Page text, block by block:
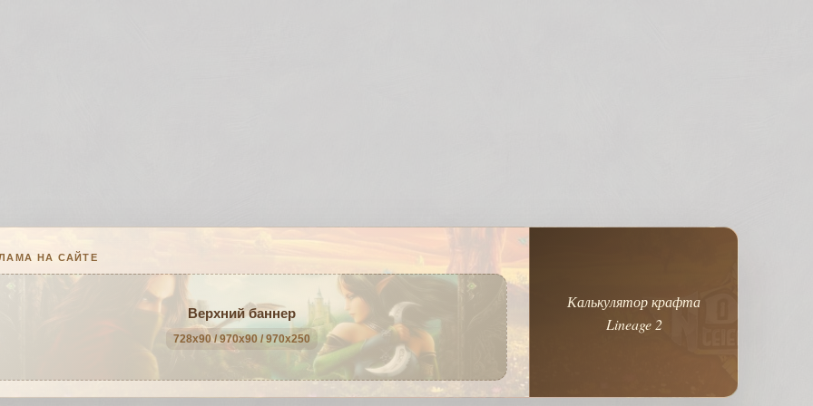
НА САЙТЕ
Верхний баннер
728x90 / 970x90 / 970x250
Калькулятор крафта
Lineage 2